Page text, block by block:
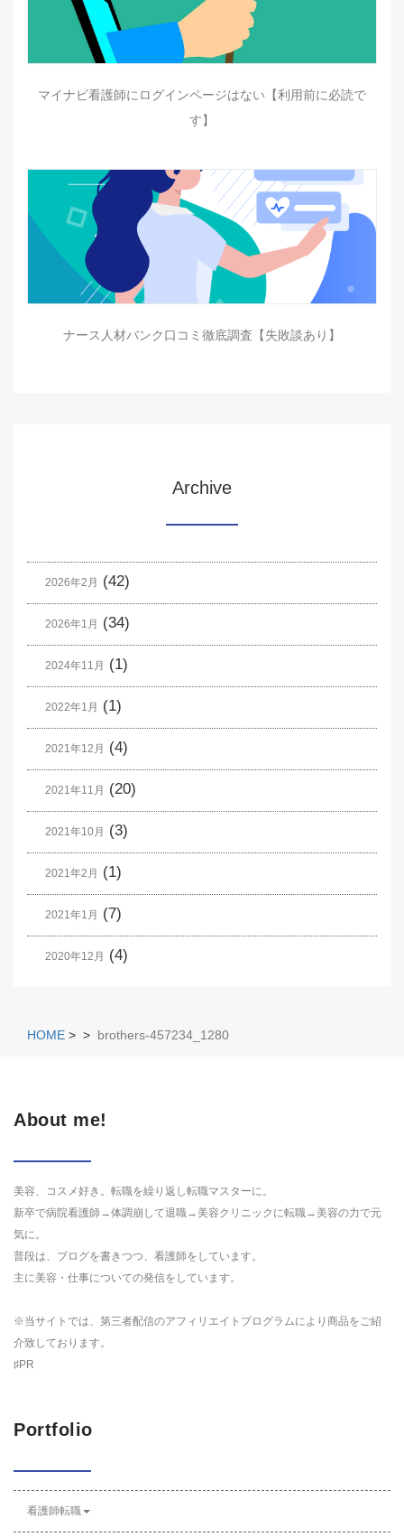
マイナビ看護師にログインページはない【利用前に必読で
す】
ナース人材バンク口コミ徹底調査【失敗談あり】
Archive
2026年2月 (42)
2026年1月 (34)
2024年11月 (1)
2022年1月 (1)
2021年12月 (4)
2021年11月 (20)
2021年10月 (3)
2021年2月 (1)
2021年1月 (7)
2020年12月 (4)
HOME > > brothers-457234_1280
About me!
美容、コスメ好き。転職を繰り返し転職マスターに。
新卒で病院看護師→体調崩して退職→美容クリニックに転職→美容の力で元
気に。
普段は、ブログを書きつつ、看護師をしています。
主に美容・仕事についての発信をしています。
※当サイトでは、第三者配信のアフィリエイトプログラムにより商品をご紹
介致しております。
♯PR
Portfolio
看護師転職